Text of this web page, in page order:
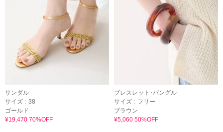
サンダル
サイズ : 38
ゴールド
¥19,470 70%OFF
ブレスレット･バングル
サイズ : フリー
ブラウン
¥5,060 50%OFF